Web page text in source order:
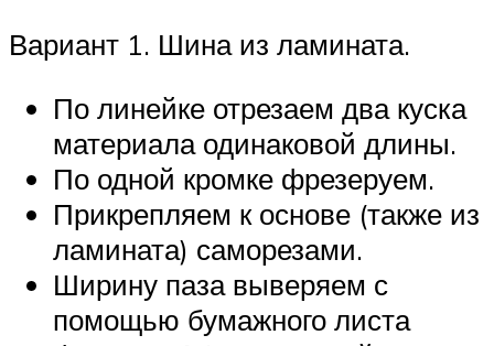
Вариант 1. Шина из ламината.
По линейке отрезаем два куска
материала одинаковой длины.
По одной кромке фрезеруем.
Прикрепляем к основе (также из
ламината) саморезами.
Ширину паза выверяем с
помощью бумажного листа